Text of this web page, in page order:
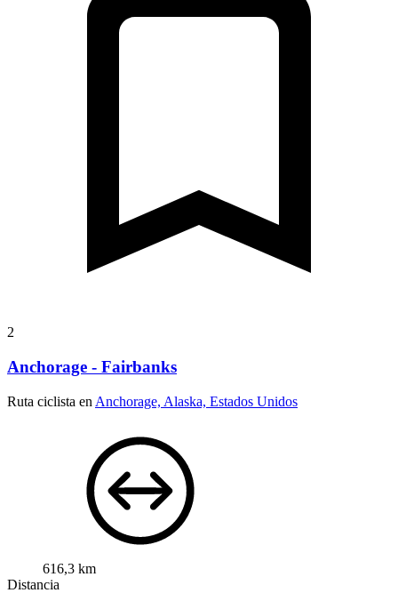
2
Anchorage - Fairbanks
Ruta ciclista en Anchorage, Alaska, Estados Unidos
616,3 km
Distancia